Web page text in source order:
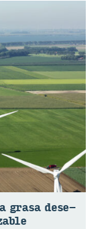
grasa de­se­